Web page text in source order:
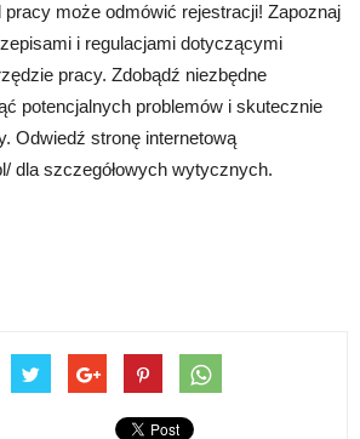
może odmówić rejestracji! Zapoznaj
i regulacjami dotyczącymi
pracy. Zdobądź niezbędne
potencjalnych problemów i skutecznie
Odwiedź stronę internetową
dla szczegółowych wytycznych.